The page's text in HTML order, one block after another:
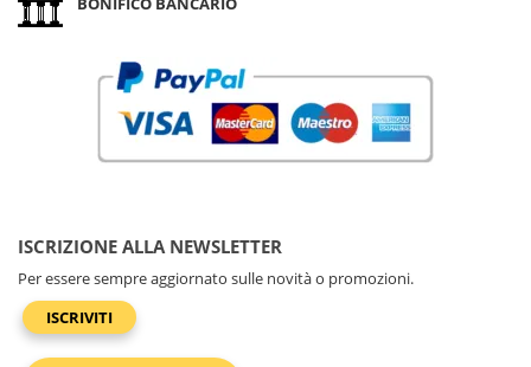
ISCRIZIONE ALLA NEWSLETTER
Per essere sempre aggiornato sulle novità o promozioni.
ISCRIVITI